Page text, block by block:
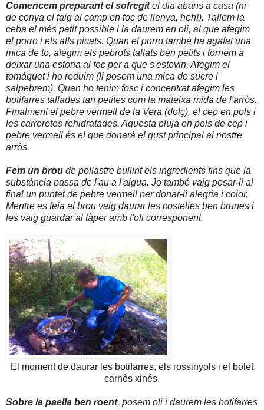
Comencem preparant el sofregitel dia abans a casa (ni
de conya el faig al camp en foc de llenya, heh!). Tallem la
ceba el més petit possible i la daurem en oli, al que afegim
el porro i els alls picats. Quan el porro també ha agafat una
mica de to, afegim els pebrots tallats ben petits i tornem a
deixar una estona al foc per a que s'estovin. Afegim el
tomàquet i ho reduim (li posem una mica de sucre i
salpebrem). Quan ho tenim fosc i concentrat afegim les
botifarres tallades tan petites com la mateixa mida de l'arròs.
Finalment el pebre vermell de la Vera (dolç), el cep en pols i
les carreretes rehidratades. Aquesta pluja en pols de cep i
pebre vermell és el que donarà el gust principal al nostre
arròs.
Fem un brou de pollastre bullint els ingredients fins que la
substància passa de l'au a l'aigua. Jo també vaig posar-li al
final un puntet de pebre vermell per donar-li alegria i color.
Mentre es feia el brou vaig daurar les costelles ben brunes i
les vaig guardar al tàper amb l'oli corresponent.
El moment de daurar les botifarres, els rossinyols i el bolet
carnòs xinés.
Sobre la paella ben roent, posem oli i daurem les botifarres